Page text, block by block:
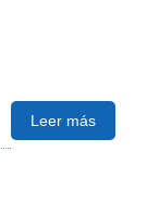
Leer más